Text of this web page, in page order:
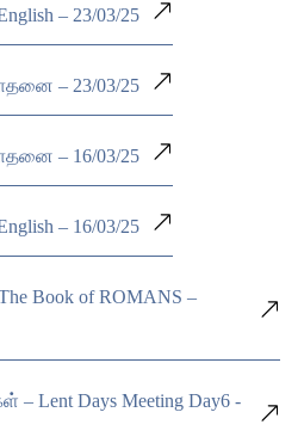
– 23/03/25
– 23/03/25
– 16/03/25
– 16/03/25
Book of ROMANS –
Lent Days Meeting Day6 -